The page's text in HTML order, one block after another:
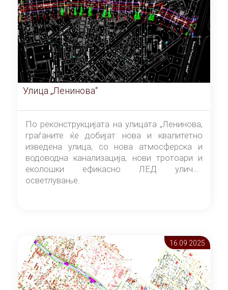
Улица „Ленинова“
По реконструкцијата на улицата „Ленинова,
граѓаните ќе добијат нова и квалитетно
изведена улица, со нова атмосферска и
водоводна канализација, нови тротоари и
еколошки ефикасно ЛЕД улично
осветлување.
16.09 2025